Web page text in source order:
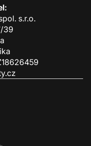
s.r.o.
39